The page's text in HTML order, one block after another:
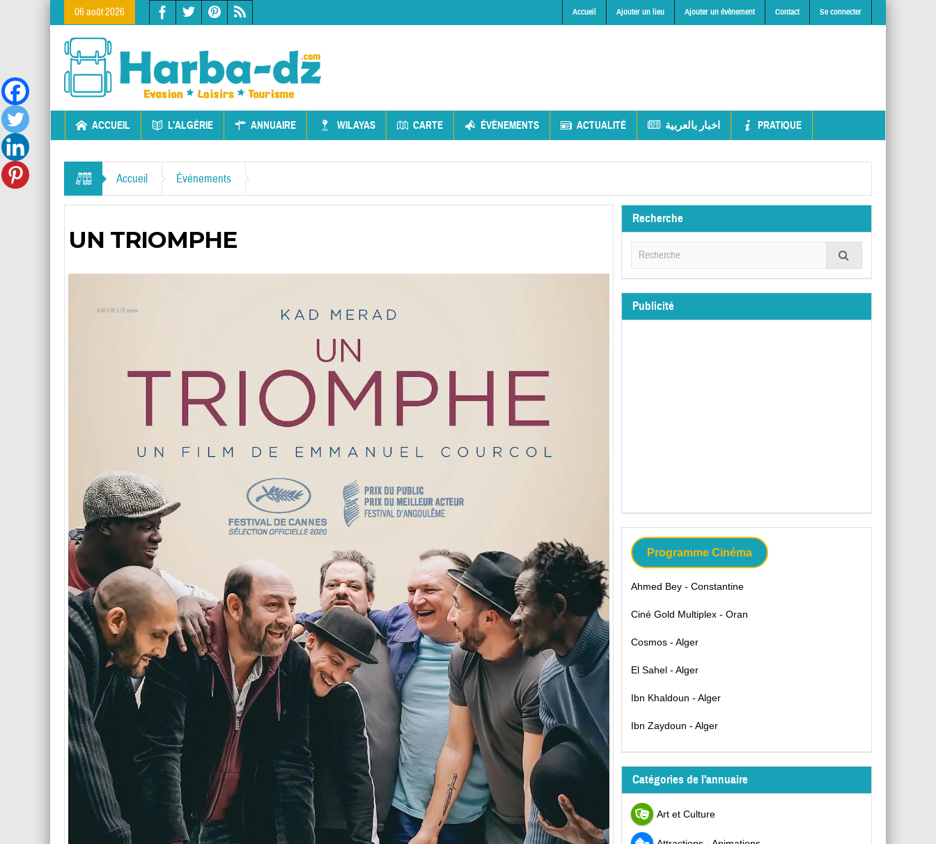
06 août 2026 Accueil Ajouter un lieu Ajouter un évènement Contact Se connecter
ACCUEIL L’ALGÉRIE ANNUAIRE WILAYAS CARTE ÉVÈNEMENTS ACTUALITÉ اخبار بالعربية PRATIQUE
Accueil Événements
UN TRIOMPHE
Recherche
Publicité
Programme Cinéma
Ahmed Bey - Constantine
Ciné Gold Multiplex - Oran
Cosmos - Alger
El Sahel - Alger
Ibn Khaldoun - Alger
Ibn Zaydoun - Alger
Catégories de l'annuaire
Art et Culture